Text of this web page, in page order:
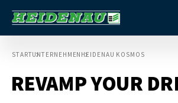
STARTUNTERNEHMEN HEIDENAU KOSMOS
REVAMP YOUR